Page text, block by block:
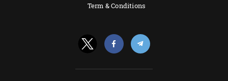
Term & Conditions